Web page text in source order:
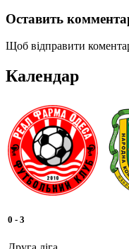
Оставить
Щоб відправити
Календар
0 - 3